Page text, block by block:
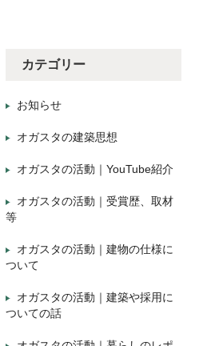
カテゴリー
お知らせ
オガスタの建築思想
オガスタの活動｜YouTube紹介
オガスタの活動｜受賞歴、取材
等
オガスタの活動｜建物の仕様に
ついて
オガスタの活動｜建築や採用に
ついての話